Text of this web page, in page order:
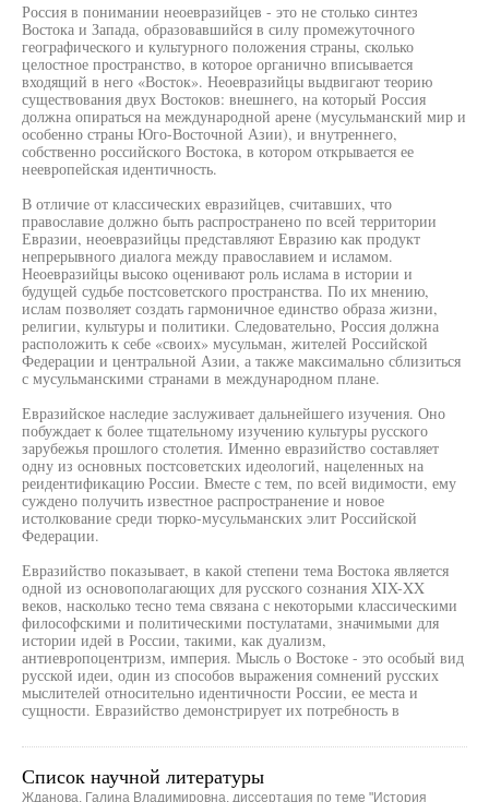
Россия в понимании неоевразийцев - это не столько синтез
Востока и Запада, образовавшийся в силу промежуточного
географического и культурного положения страны, сколько
целостное пространство, в которое органично вписывается
входящий в него «Восток». Неоевразийцы выдвигают теорию
существования двух Востоков: внешнего, на который Россия
должна опираться на международной арене (мусульманский мир и
особенно страны Юго-Восточной Азии), и внутреннего,
собственно российского Востока, в котором открывается ее
неевропейская идентичность.
В отличие от классических евразийцев, считавших, что
православие должно быть распространено по всей территории
Евразии, неоевразийцы представляют Евразию как продукт
непрерывного диалога между православием и исламом.
Неоевразийцы высоко оценивают роль ислама в истории и
будущей судьбе постсоветского пространства. По их мнению,
ислам позволяет создать гармоничное единство образа жизни,
религии, культуры и политики. Следовательно, Россия должна
расположить к себе «своих» мусульман, жителей Российской
Федерации и центральной Азии, а также максимально сблизиться
с мусульманскими странами в международном плане.
Евразийское наследие заслуживает дальнейшего изучения. Оно
побуждает к более тщательному изучению культуры русского
зарубежья прошлого столетия. Именно евразийство составляет
одну из основных постсоветских идеологий, нацеленных на
реидентификацию России. Вместе с тем, по всей видимости, ему
суждено получить известное распространение и новое
истолкование среди тюрко-мусульманских элит Российской
Федерации.
Евразийство показывает, в какой степени тема Востока является
одной из основополагающих для русского сознания XIX-XX
веков, насколько тесно тема связана с некоторыми классическими
философскими и политическими постулатами, значимыми для
истории идей в России, такими, как дуализм,
антиевропоцентризм, империя. Мысль о Востоке - это особый вид
русской идеи, один из способов выражения сомнений русских
мыслителей относительно идентичности России, ее места и
сущности. Евразийство демонстрирует их потребность в
Список научной литературы
Жданова, Галина Владимировна, диссертация по теме "История